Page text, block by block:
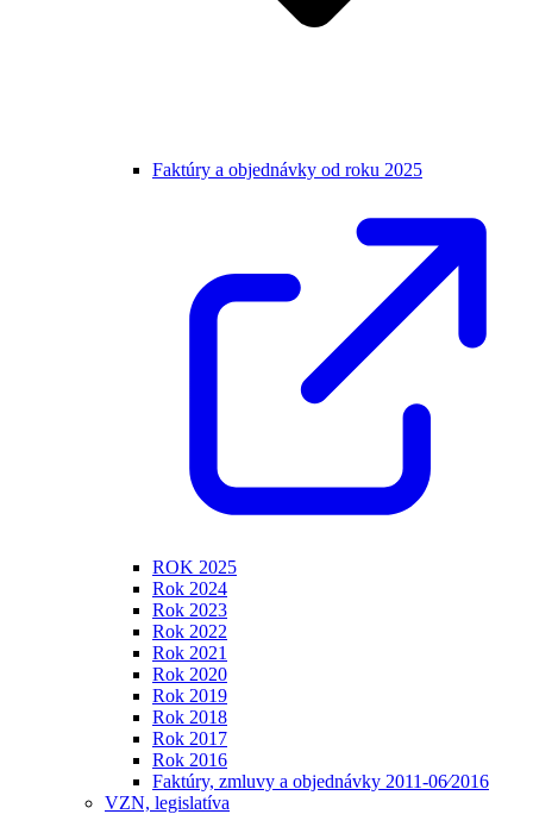
Faktúry a objednávky od roku 2025
ROK 2025
Rok 2024
Rok 2023
Rok 2022
Rok 2021
Rok 2020
Rok 2019
Rok 2018
Rok 2017
Rok 2016
Faktúry, zmluvy a objednávky 2011-06⁄2016
VZN, legislatíva